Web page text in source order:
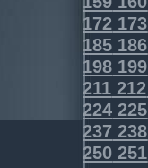
172 173
185 186
198 199
211 212
224 225
237 238
250 251